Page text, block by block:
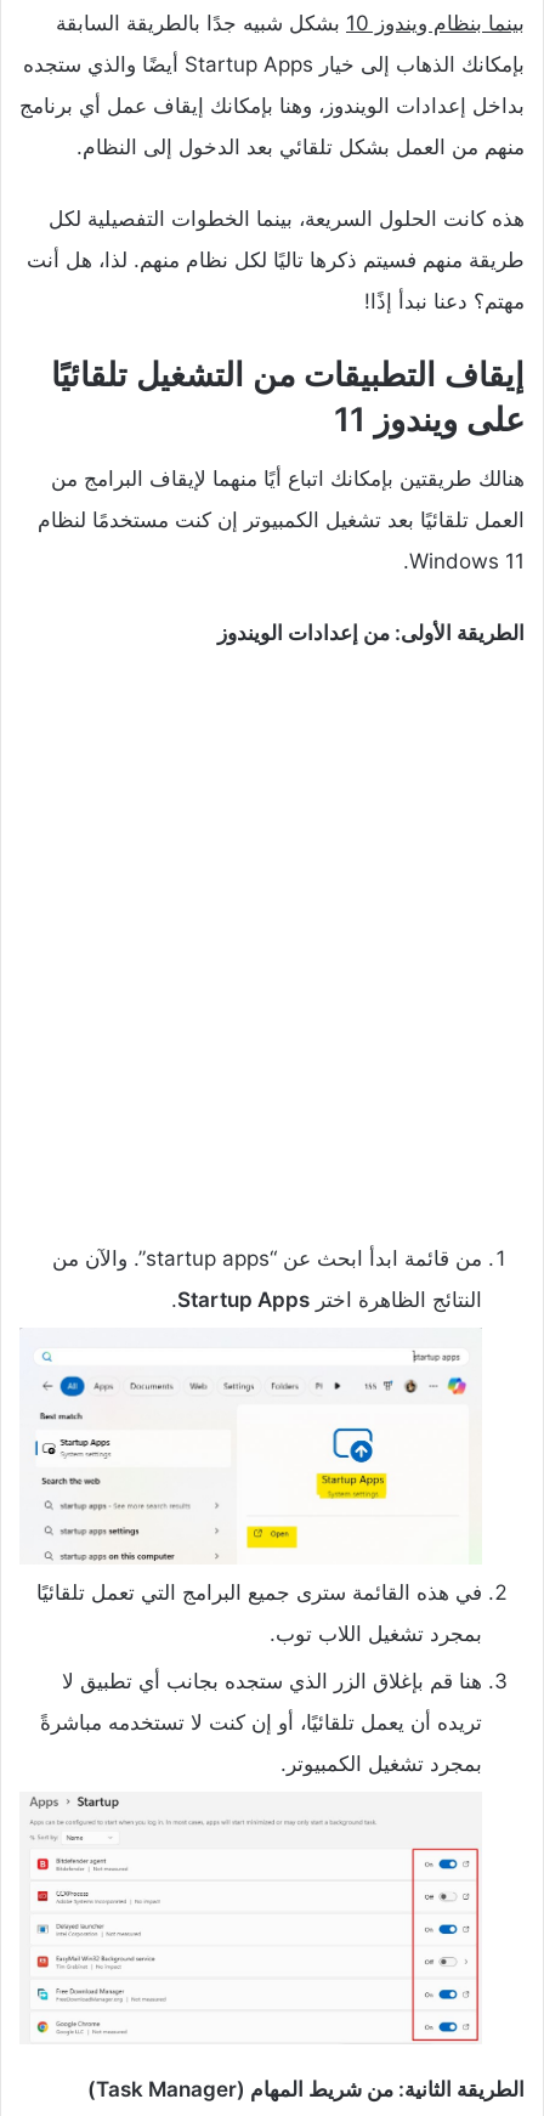
بينما بنظام ويندوز 10
بشكل شبيه جدًا بالطريقة السابقة
بإمكانك الذهاب إلى خيار Startup Apps أيضًا والذي ستجده
بداخل إعدادات الويندوز، وهنا بإمكانك إيقاف عمل أي برنامج
منهم من العمل بشكل تلقائي بعد الدخول إلى النظام.
هذه كانت الحلول السريعة، بينما الخطوات التفصيلية لكل
طريقة منهم فسيتم ذكرها تاليًا لكل نظام منهم. لذا، هل أنت
مهتم؟ دعنا نبدأ إذًا!
إيقاف التطبيقات من التشغيل تلقائيًا
على ويندوز 11
هنالك طريقتين بإمكانك اتباع أيًا منهما لإيقاف البرامج من
العمل تلقائيًا بعد تشغيل الكمبيوتر إن كنت مستخدمًا لنظام
Windows 11.
الطريقة الأولى: من إعدادات الويندوز
من قائمة ابدأ ابحث عن “startup apps”. والآن من
النتائج الظاهرة اختر Startup Apps
.
في هذه القائمة سترى جميع البرامج التي تعمل تلقائيًا
بمجرد تشغيل اللاب توب.
هنا قم بإغلاق الزر الذي ستجده بجانب أي تطبيق لا
تريده أن يعمل تلقائيًا، أو إن كنت لا تستخدمه مباشرةً
بمجرد تشغيل الكمبيوتر.
الطريقة الثانية: من شريط المهام (Task Manager)